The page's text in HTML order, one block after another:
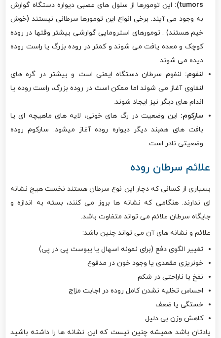
tumors):
این تومورها از سلول های عصبی دیواره دستگاه گوارش
به وجود می آیند. برخی انواع این تومورها سرطانی نیستند (خوش
خیم هستند) . تومورهای استرومایی گوارشی بیشتر وقتها در روده
کوچک و معده یافت می شوند و کمتر در روده بزرگ یا راست روده
دیده می شوند.
لنفوم: لنفوم سرطان دستگاه ایمنی است و بیشتر در گره های
لنفاوی آغاز می شوند اما ممکن است در روده بزرگ، راست روده یا
اندام های دیگر نیز ایجاد شوند.
سارکوم: این وضعیت در رگ های خونی، لایه های ماهیچه ای یا
بافت های همبند دیگر دیواره روده آغاز میشود. سارکوم روده
وضعیتی نادر است.
علائم سرطان روده
بسیاری از کسانی که دچار این نوع سرطان هستند نخست هیچ نشانه
ای ندارند. هنگامی که نشانه ها بروز می کنند، بسته به اندازه و
جایگاه سرطان علائم می تواند متفاوت باشد.
علائم و نشانه های آن می تواند چنین باشد:
تغییر الگوی دفع (برای نمونه اسهال یا یبوست پی در پی)
خونریزی مقعدی یا وجود خون در مدفوع
نفخ یا ناراحتی در شکم
احساس تخلیه نشدن کامل روده در اجابت مزاج
خستگی یا ضعف
کاهش وزن بی دلیل
یادتان باشد همیشه چنین نیست که این نشانه ها را داشته باشید